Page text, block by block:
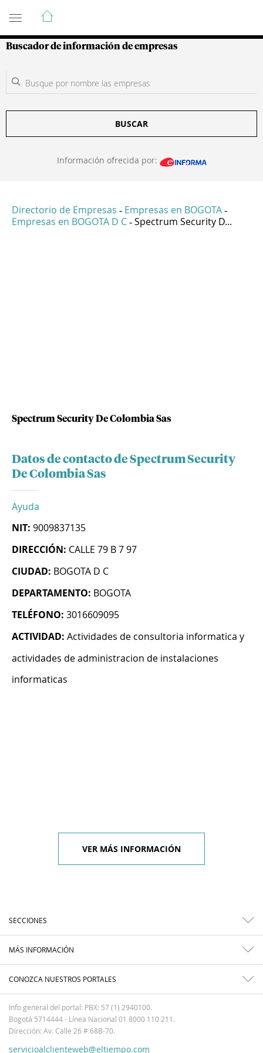
Guía de Empresas Colombianas
Buscador de información de empresas
BUSCAR
Información ofrecida por:
Directorio de Empresas - Empresas en BOGOTA -
Empresas en BOGOTA D C - Spectrum Security D...
Spectrum Security De Colombia Sas
Datos de contacto de Spectrum Security
De Colombia Sas
Ayuda
NIT: 9009837135
DIRECCIÓN: CALLE 79 B 7 97
CIUDAD: BOGOTA D C
DEPARTAMENTO: BOGOTA
TELÉFONO: 3016609095
ACTIVIDAD: Actividades de consultoria informatica y
actividades de administracion de instalaciones
informaticas
VER MÁS INFORMACIÓN
SECCIONES
MÁS INFORMACIÓN
CONOZCA NUESTROS PORTALES
Info general del portal: PBX: 57 (1) 2940100.
Bogotá 5714444 - Línea Nacional 01 8000 110 211.
Dirección: Av. Calle 26 # 68B-70.
servicioalclienteweb@eltiempo.com